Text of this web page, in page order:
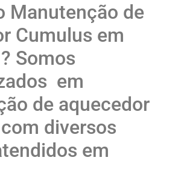
Manutenção de
Cumulus em
Somos
em
de aquecedor
diversos
em